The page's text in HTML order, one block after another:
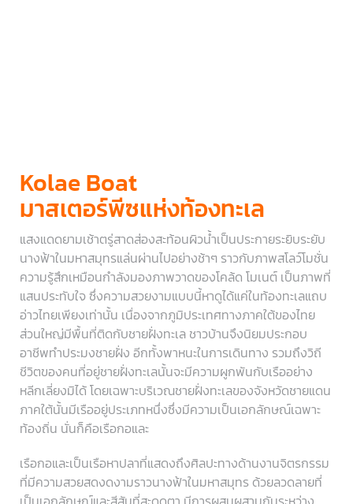
Kolae Boat
มาสเตอร์พีซแห่งท้องทะเล
แสงแดดยามเช้าตรู่สาดส่องสะท้อนผิวน้ำเป็นประกายระยิบระยับ
นางฟ้าในมหาสมุทรแล่นผ่านไปอย่างช้าๆ ราวกับภาพสโลว์โมชั่น
ความรู้สึกเหมือนกำลังมองภาพวาดของโคล้ด โมเนต์ เป็นภาพที่
แสนประทับใจ ซึ่งความสวยงามแบบนี้หาดูได้แค่ในท้องทะเลแถบ
อ่าวไทยเพียงเท่านั้น เนื่องจากภูมิประเทศทางภาคใต้ของไทย
ส่วนใหญ่มีพื้นที่ติดกับชายฝั่งทะเล ชาวบ้านจึงนิยมประกอบ
อาชีพทำประมงชายฝั่ง อีกทั้งพาหนะในการเดินทาง รวมถึงวิถี
ชีวิตของคนที่อยู่ชายฝั่งทะเลนั้นจะมีความผูกพันกับเรืออย่าง
หลีกเลี่ยงมิได้ โดยเฉพาะบริเวณชายฝั่งทะเลของจังหวัดชายแดน
ภาคใต้นั้นมีเรืออยู่ประเภทหนึ่งซึ่งมีความเป็นเอกลักษณ์เฉพาะ
ท้องถิ่น นั่นก็คือเรือกอและ
เรือกอและเป็นเรือหาปลาที่แสดงถึงศิลปะทางด้านงานจิตรกรรม
ที่มีความสวยสดงดงามราวนางฟ้าในมหาสมุทร ด้วยลวดลายที่